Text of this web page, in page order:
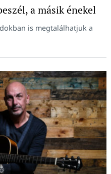
a másik énekel
is megtalálhatjuk a